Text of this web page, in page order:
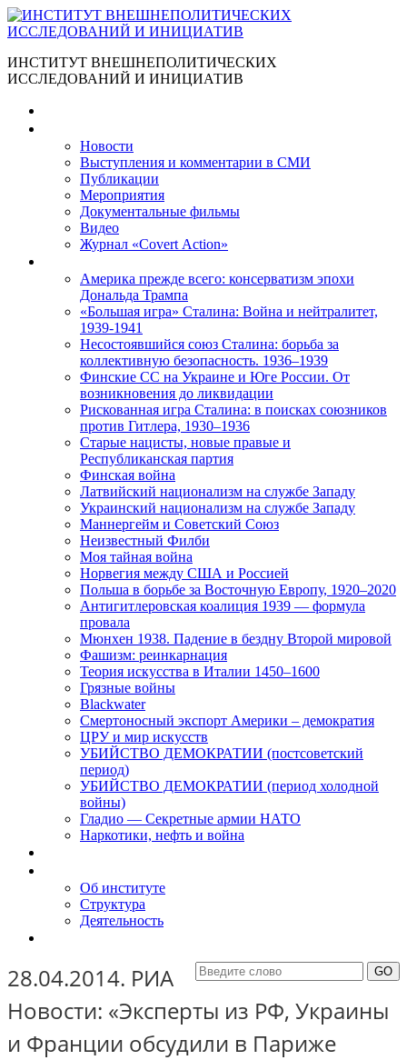
ИНСТИТУТ ВНЕШНЕПОЛИТИЧЕСКИХ
ИССЛЕДОВАНИЙ И ИНИЦИАТИВ
Новости
Выступления и коммента­рии в СМИ
Публикации
Мероприятия
Документальные фильмы
Видео
Журнал «Covert Action»
Америка прежде всего: консерватизм эпохи
Дональда Трампа
«Большая игра» Сталина: Война и нейтралитет,
1939-1941
Несостоявшийся союз Сталина: борьба за
коллективную безопасность. 1936–1939
Финские СС на Украине и Юге России. От
возникновения до ликвидации
Рискованная игра Сталина: в поисках союзников
против Гитлера, 1930–1936
Старые нацисты, новые правые и
Республиканская партия
Финская война
Латвийский национализм на службе Западу
Украинский национализм на службе Западу
Маннергейм и Советский Союз
Неизвестный Филби
Моя тайная война
Норвегия между США и Россией
Польша в борьбе за Восточную Европу, 1920–2020
Антигитлеровская коалиция 1939 — формула
провала
Мюнхен 1938. Падение в бездну Второй мировой
Фашизм: реинкарнация
Теория искусства в Италии 1450–1600
Грязные войны
Blackwater
Смертоносный экспорт Америки – демократия
ЦРУ и мир искусств
УБИЙСТВО ДЕМОКРАТИИ (постсоветский
период)
УБИЙСТВО ДЕМОКРАТИИ (период холодной
войны)
Гладио — Секретные армии НАТО
Наркотики, нефть и война
Об институте
Структура
Деятельность
28.04.2014. РИА
Новости: «Эксперты из РФ, Украины
и Франции обсудили в Париже